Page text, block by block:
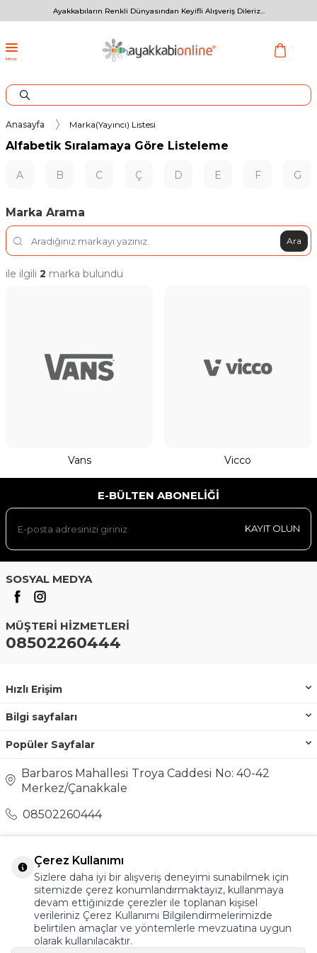
Ayakkabıların Renkli Dünyasından Keyifli Alışveriş Dileriz...
Menü
Anasayfa Marka(Yayıncı) Listesi
Alfabetik Sıralamaya Göre Listeleme
A B C Ç D E F G
Marka Arama
Ara
ile ilgili 2 marka bulundu
Vans Vicco
E-BÜLTEN ABONELIĞI
KAYIT OLUN
SOSYAL MEDYA
MÜŞTERI HIZMETLERI
08502260444
Hızlı Erişim
Bilgi sayfaları
Popüler Sayfalar
Barbaros Mahallesi Troya Caddesi No: 40-42
Merkez/Çanakkale
08502260444
destek@ayakkabionline.com
Çerez Kullanımı
Sizlere daha iyi bir alışveriş deneyimi sunabilmek için
sitemizde çerez konumlandırmaktayız, kullanmaya
devam ettiğinizde çerezler ile toplanan kişisel
verileriniz Çerez Kullanımı Bilgilendirmelerimizde
belirtilen amaçlar ve yöntemlerle mevzuatına uygun
olarak kullanılacaktır.